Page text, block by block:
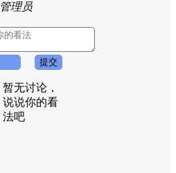
管理员
提交
暂无讨论，
说说你的看
法吧